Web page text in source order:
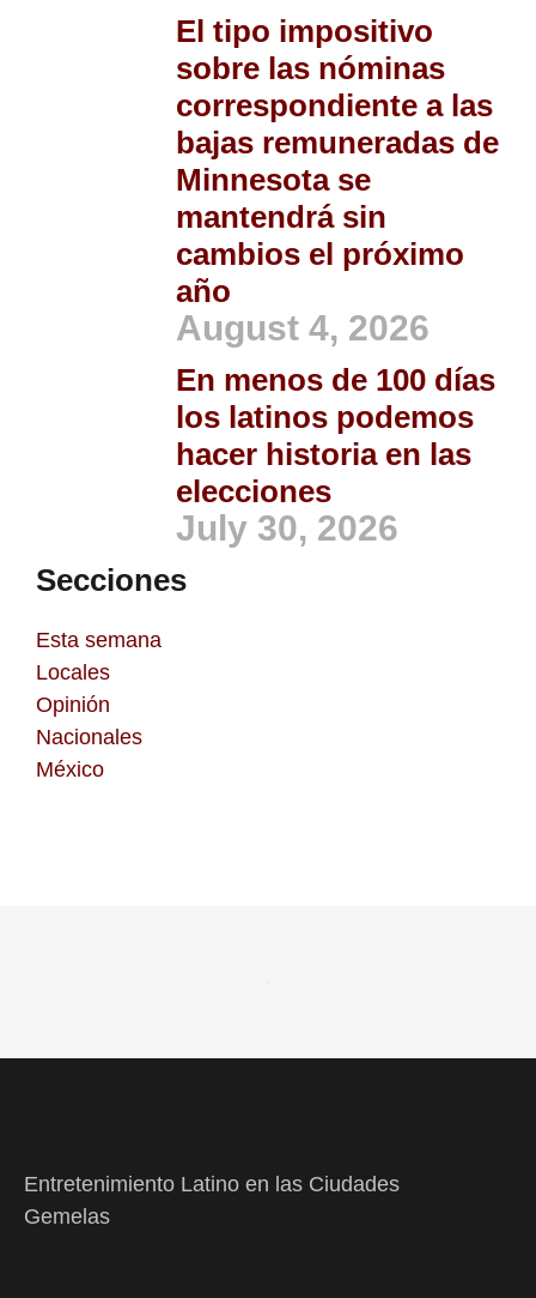
El tipo impositivo
sobre las nóminas
correspondiente a las
bajas remuneradas de
Minnesota se
mantendrá sin
cambios el próximo
año
August 4, 2026
En menos de 100 días
los latinos podemos
hacer historia en las
elecciones
July 30, 2026
Secciones
Esta semana
Locales
Opinión
Nacionales
México
Entretenimiento Latino en las Ciudades
Gemelas